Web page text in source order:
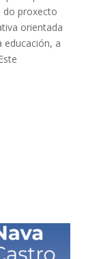
do proxecto
orientada
educación, a